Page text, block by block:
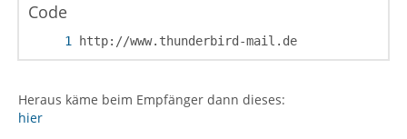
Code
http://www.thunderbird-mail.de
Heraus käme beim Empfänger dann dieses:
hier